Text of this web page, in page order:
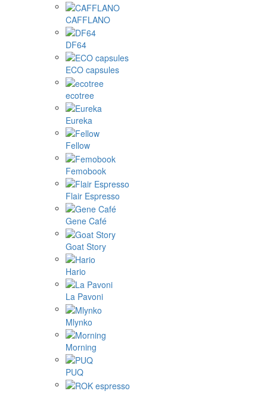
CAFFLANO
DF64
ECO capsules
ecotree
Eureka
Fellow
Femobook
Flair Espresso
Gene Café
Goat Story
Hario
La Pavoni
Mlynko
Morning
PUQ